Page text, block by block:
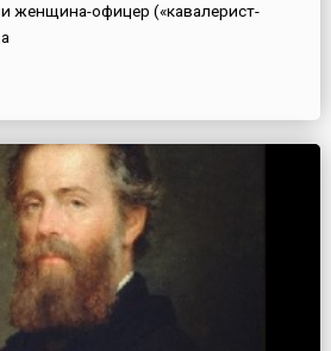
женщина-офицер («кавалерист-